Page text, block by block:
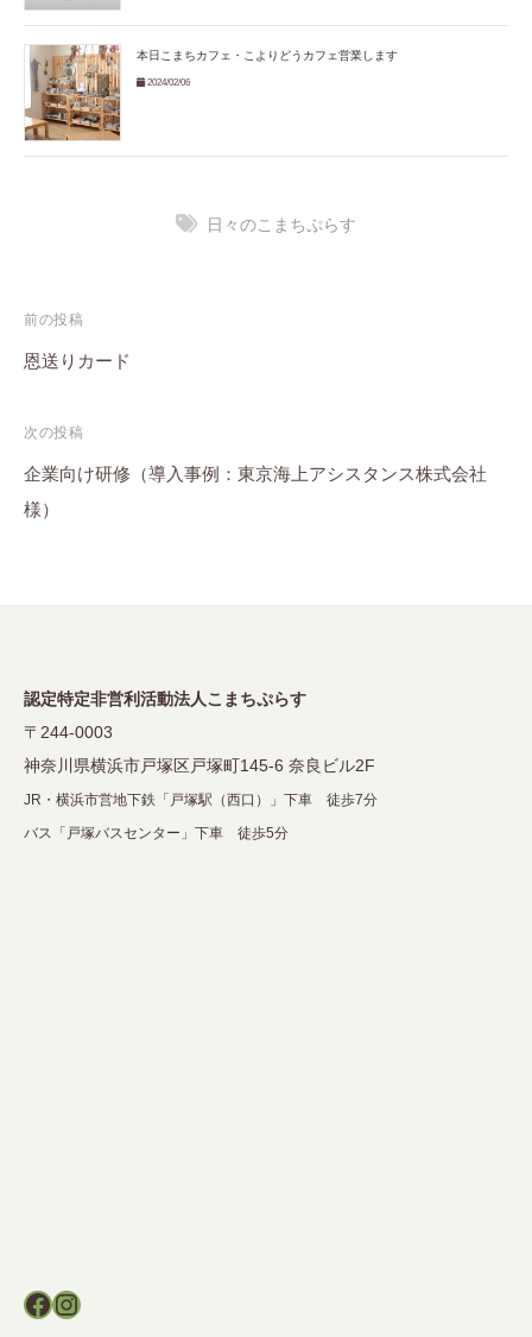
本日こまちカフェ・こよりどうカフェ営業します
2024/02/06
日々のこまちぷらす
投
稿
ビ
ゲ
前の投稿
恩送りカード
次の投稿
企業向け研修（導入事例：東京海上アシスタンス株式会社
様）
認定特定非営利活動法人こまちぷらす
〒244-0003
神奈川県横浜市戸塚区戸塚町145-6 奈良ビル2F
JR・横浜市営地下鉄「戸塚駅（西口）」下車 徒歩7分
バス「戸塚バスセンター」下車 徒歩5分
Facebook
Instagram